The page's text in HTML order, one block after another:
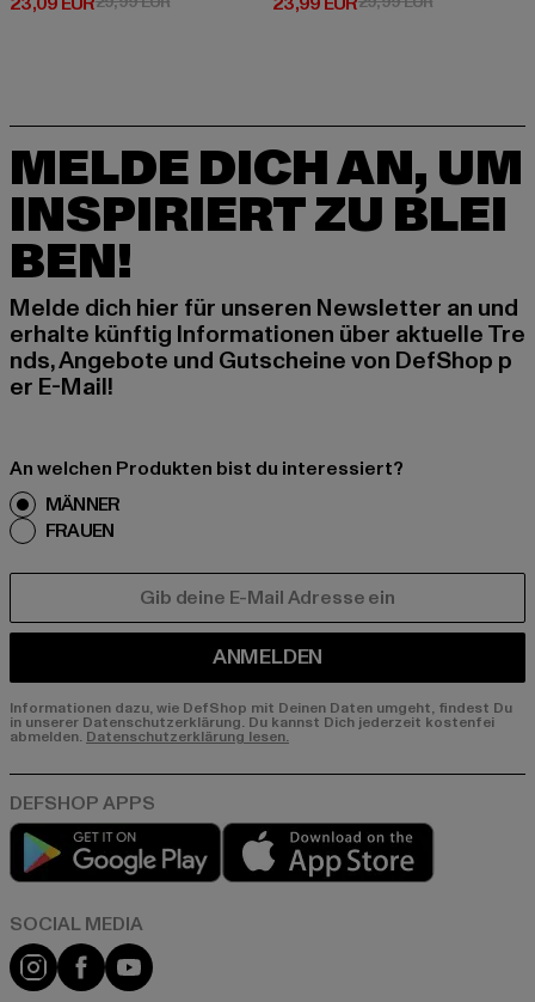
MELDE DICH AN, UM
INSPIRIERT ZU BLEI
BEN!
Melde dich hier für unseren Newsletter an und
erhalte künftig Informationen über aktuelle Tre
nds, Angebote und Gutscheine von DefShop p
er E-Mail!
An welchen Produkten bist du interessiert?
MÄNNER
FRAUEN
ANMELDEN
Informationen dazu, wie DefShop mit Deinen Daten umgeht, findest Du
in unserer Datenschutzerklärung. Du kannst Dich jederzeit kostenfei
abmelden. Datenschutzerklärung lesen.
Play market
Instagram
FacebookYouTube